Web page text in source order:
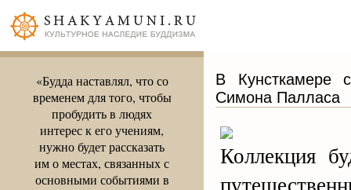
«Будда наставлял, что со
временем для того, чтобы
пробудить в людях
интерес к его учениям,
нужно будет рассказать
им о местах, связанных с
основными событиями в
В Кунсткамере
Симона Палласа
Коллекция